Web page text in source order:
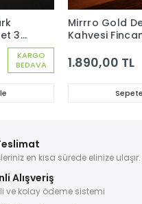
KARGO
BEDAVA
3
Mirrro Gold
Kahvesi
Parça 6 Kişilik
1.890,00 TL
en kısa sürede elinize ulaşır.
Alışveriş
ve kolay ödeme sistemi